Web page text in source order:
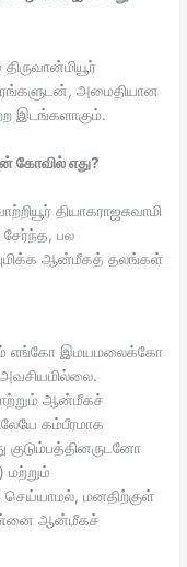
அமைதியான
இடங்களாகும்.
கோவில் எது?
தியாகராஜசுவாமி
பல
ஆன்மீகத் தலங்கள்
எங்கோ இமயமலைக்கோ
ஆன்மீகச்
கம்பீரமாக
குடும்பத்தினருடனோ
செய்யாமல், மனதிற்குள்
ஆன்மீகச்